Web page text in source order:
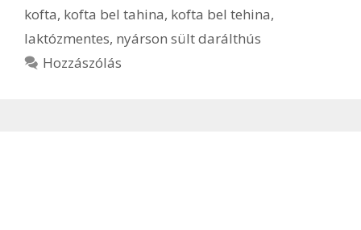
kofta, kofta bel tahina, kofta bel tehina,
laktózmentes, nyárson sült darálthús
Hozzászólás